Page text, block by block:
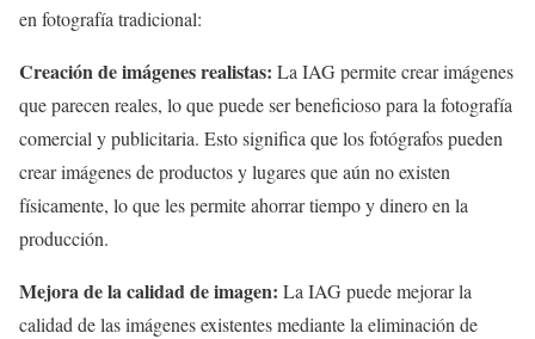
en fotografía tradicional:
Creación de imágenes realistas: La IAG permite crear imágenes
que parecen reales, lo que puede ser beneficioso para la fotografía
comercial y publicitaria. Esto significa que los fotógrafos pueden
crear imágenes de productos y lugares que aún no existen
físicamente, lo que les permite ahorrar tiempo y dinero en la
producción.
Mejora de la calidad de imagen: La IAG puede mejorar la
calidad de las imágenes existentes mediante la eliminación de